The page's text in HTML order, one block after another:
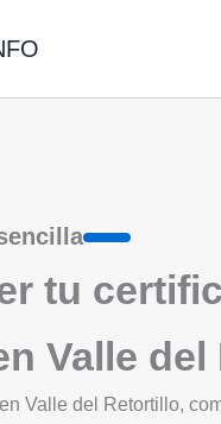
tu
Valle
Valle del Retortillo,